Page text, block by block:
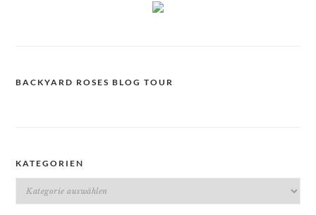
BACKYARD ROSES BLOG TOUR
KATEGORIEN
Kategorien